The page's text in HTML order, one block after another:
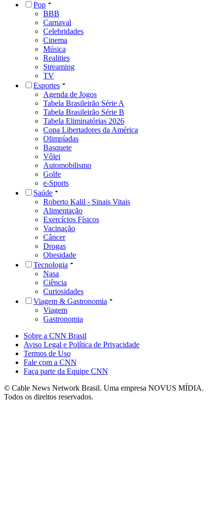
Pop
BBB
Carnaval
Celebridades
Cinema
Música
Realities
Streaming
TV
Esportes
Agenda de Jogos
Tabela Brasileirão Série A
Tabela Brasileirão Série B
Tabela Eliminatórias 2026
Copa Libertadores da América
Olimpíadas
Basquete
Vôlei
Automobilismo
Golfe
e-Sports
Saúde
Roberto Kalil - Sinais Vitais
Alimentação
Exercícios Físicos
Vacinação
Câncer
Drogas
Obesidade
Tecnologia
Nasa
Ciência
Curiosidades
Viagem & Gastronomia
Viagem
Gastronomia
Sobre a CNN Brasil
Aviso Legal e Política de Privacidade
Termos de Uso
Fale com a CNN
Faça parte da Equipe CNN
© Cable News Network Brasil. Uma empresa NOVUS MÍDIA.
Todos os direitos reservados.